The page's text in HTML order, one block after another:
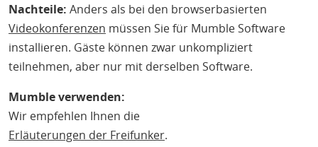
Nachteile: Anders als bei den browserbasierten
Videokonferenzen müssen Sie für Mumble Software
installieren. Gäste können zwar unkompliziert
teilnehmen, aber nur mit derselben Software.
Mumble verwenden:
Wir empfehlen Ihnen die
Erläuterungen der Freifunker.